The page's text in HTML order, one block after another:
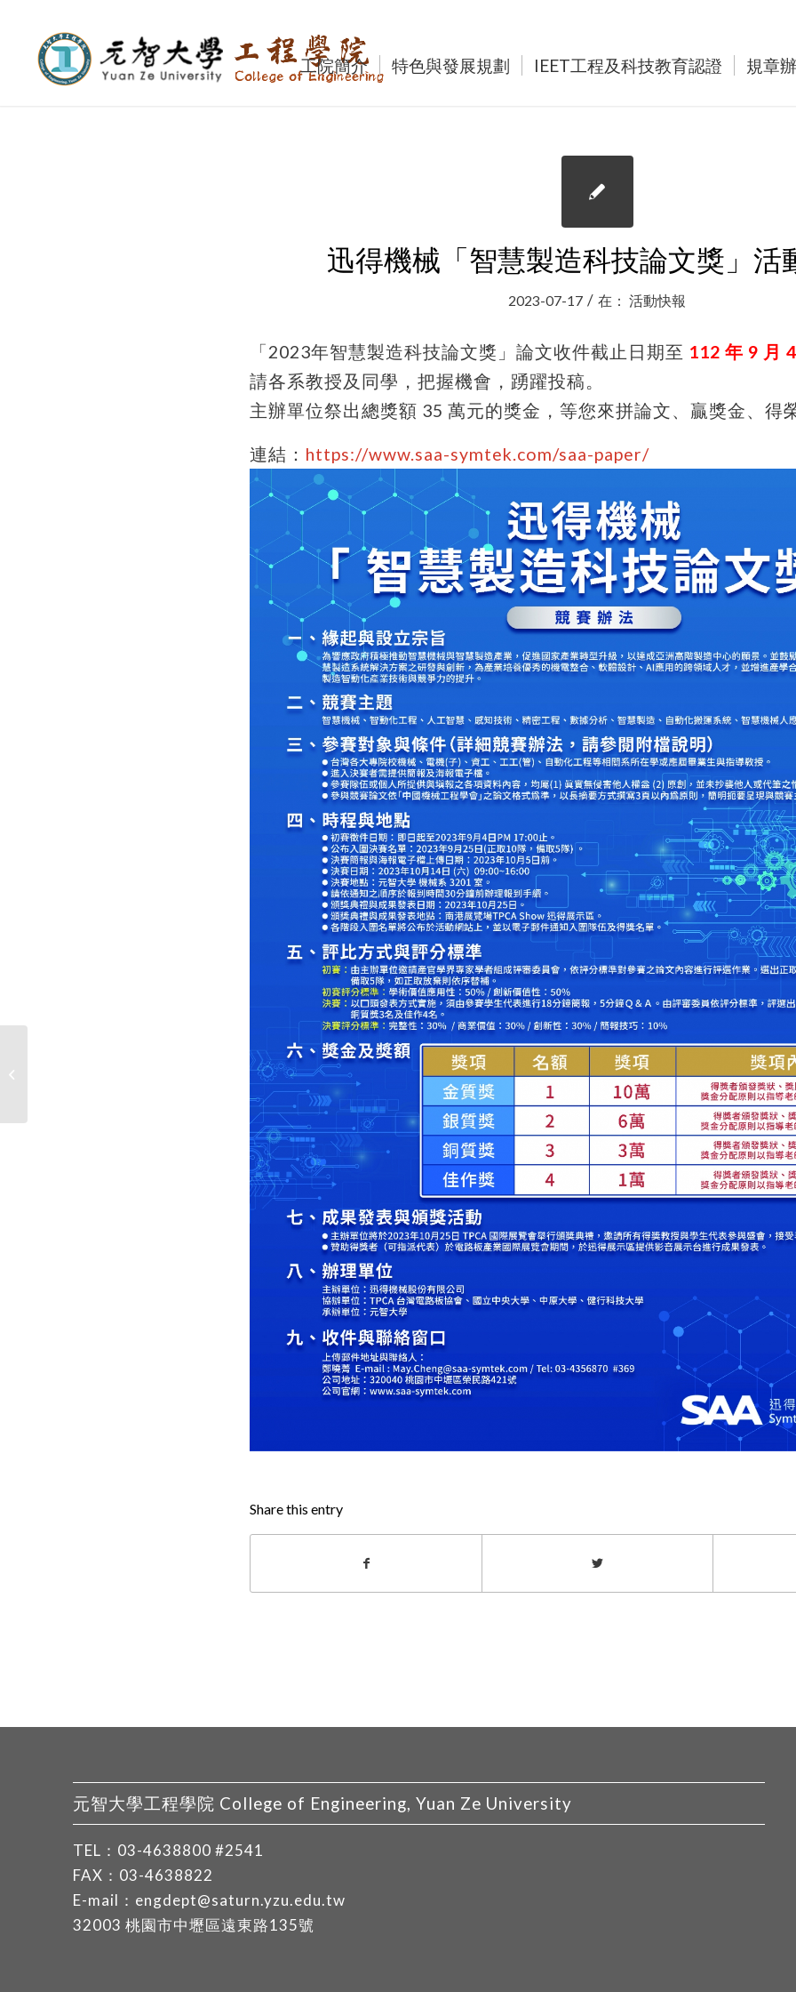
工院簡介 特色與發展規劃 IEET工程及科技教育認證 規章
迅得機械「智慧製造科技論文獎」活
2023-07-17 / 在： 活動快報
「2023年智慧製造科技論文獎」論文收件截止日期至 112 年 9 月
請各系教授及同學，把握機會，踴躍投稿。
主辦單位祭出總獎額 35 萬元的獎金，等您來拼論文、贏獎金、得
連結： https://www.saa-symtek.com/saa-paper/
Share this entry
元智大學工程學院 College of Engineering, Yuan Ze University
TEL： 03-4638800 #2541
FAX：03-4638822
E-mail： engdept@saturn.yzu.edu.tw
32003 桃園市中壢區遠東路135號